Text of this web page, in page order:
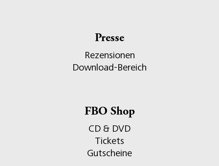
Presse
Rezensionen
Download-Bereich
FBO Shop
CD & DVD
Tickets
Gutscheine